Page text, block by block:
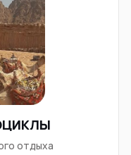
отдыха